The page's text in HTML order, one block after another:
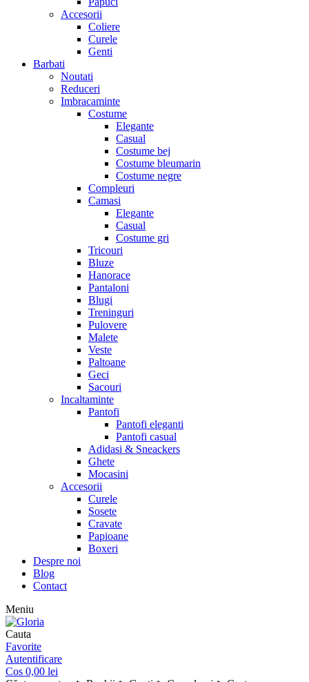
Accesorii
Coliere
Curele
Genti
Barbati
Noutati
Reduceri
Imbracaminte
Costume
Elegante
Casual
Costume bej
Costume bleumarin
Costume negre
Compleuri
Camasi
Elegante
Casual
Costume gri
Tricouri
Bluze
Hanorace
Pantaloni
Blugi
Treninguri
Pulovere
Malete
Veste
Paltoane
Geci
Sacouri
Incaltaminte
Pantofi
Pantofi eleganti
Pantofi casual
Adidasi & Sneackers
Ghete
Mocasini
Accesorii
Curele
Sosete
Cravate
Papioane
Boxeri
Despre noi
Blog
Contact
Meniu
Cauta
Favorite
Autentificare
Cos 0,00 lei